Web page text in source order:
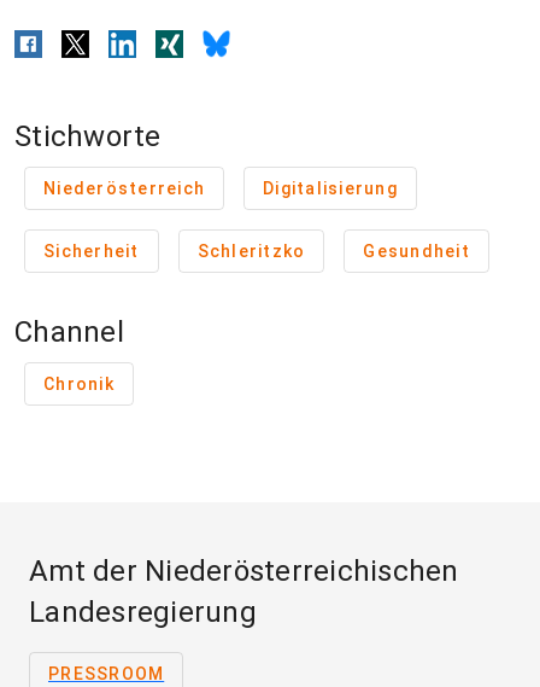
Stichworte
Niederösterreich Digitalisierung
Sicherheit Schleritzko Gesundheit
Channel
Chronik
Amt der Niederösterreichischen
Landesregierung
PRESSROOM